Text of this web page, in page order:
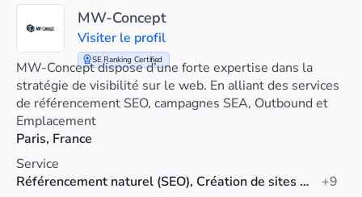
SE Ranking Certified
MW-Concept
Visiter le profil
MW-Concept dispose d’une forte expertise dans la
stratégie de visibilité sur le web. En alliant des services
de référencement SEO, campagnes SEA, Outbound et
Inbound Marketing
Emplacement
Paris, France
Service
Référencement naturel (SEO), Création de sites web, Référencement Shopify
+9